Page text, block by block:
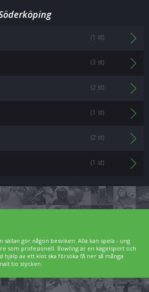
(1 st)
(3 st)
(2 st)
(1 st)
(2 st)
(1 st)
sällan gör någon besviken. Alla kan spela - ung
som profesionell. Bowling är en kägelsport och
hjälp av ett klot ska försöka få ner så många
tio stycken.